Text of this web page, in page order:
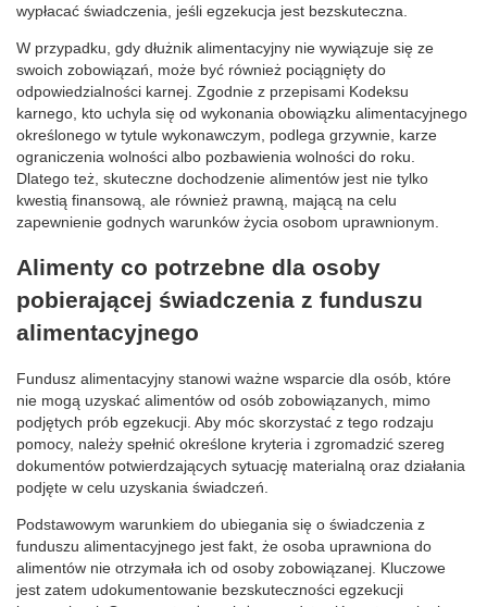
wypłacać świadczenia, jeśli egzekucja jest bezskuteczna.
W przypadku, gdy dłużnik alimentacyjny nie wywiązuje się ze
swoich zobowiązań, może być również pociągnięty do
odpowiedzialności karnej. Zgodnie z przepisami Kodeksu
karnego, kto uchyla się od wykonania obowiązku alimentacyjnego
określonego w tytule wykonawczym, podlega grzywnie, karze
ograniczenia wolności albo pozbawienia wolności do roku.
Dlatego też, skuteczne dochodzenie alimentów jest nie tylko
kwestią finansową, ale również prawną, mającą na celu
zapewnienie godnych warunków życia osobom uprawnionym.
Alimenty co potrzebne dla osoby
pobierającej świadczenia z funduszu
alimentacyjnego
Fundusz alimentacyjny stanowi ważne wsparcie dla osób, które
nie mogą uzyskać alimentów od osób zobowiązanych, mimo
podjętych prób egzekucji. Aby móc skorzystać z tego rodzaju
pomocy, należy spełnić określone kryteria i zgromadzić szereg
dokumentów potwierdzających sytuację materialną oraz działania
podjęte w celu uzyskania świadczeń.
Podstawowym warunkiem do ubiegania się o świadczenia z
funduszu alimentacyjnego jest fakt, że osoba uprawniona do
alimentów nie otrzymała ich od osoby zobowiązanej. Kluczowe
jest zatem udokumentowanie bezskuteczności egzekucji